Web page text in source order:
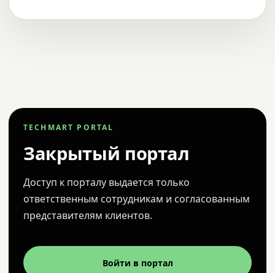
TECHMART PORTAL
Закрытый портал
Доступ к порталу выдается только
ответственным сотрудникам и согласованным
представителям клиентов.
Войти в портал